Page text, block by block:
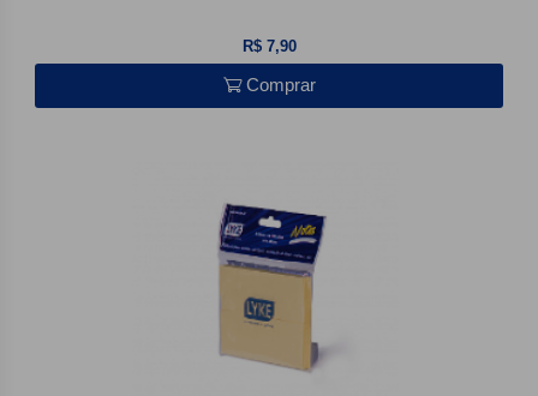
R$ 7,90
Comprar